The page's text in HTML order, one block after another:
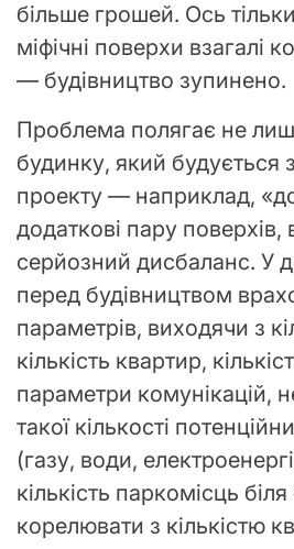
більше грошей. Ось
міфічні поверхи взагалі
— будівництво зупинено.
Проблема полягає не
будинку, який
проекту — наприклад,
додаткові пару поверхів,
серйозний дисбаланс. У
перед будівництвом
параметрів, виходячи з
кількість квартир,
параметри комунікацій,
такої кількості
(газу, води,
кількість паркомісць
корелювати з кількістю